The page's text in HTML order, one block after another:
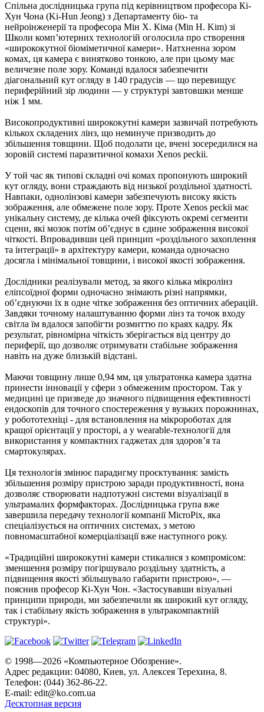
Спільна дослідницька група під керівництвом професора Кі-
Хун Чона (Ki-Hun Jeong) з Департаменту біо- та
нейроінженерії та професора Мін Х. Кіма (Min H. Kim) зі
Школи комп’ютерних технологій оголосила про створення
«ширококутної біоміметичної камери». Натхненна зором
комах, ця камера є винятково тонкою, але при цьому має
величезне поле зору. Команді вдалося забезпечити
діагональний кут огляду в 140 градусів — що перевищує
периферійний зір людини — у структурі завтовшки менше
ніж 1 мм.
Високопродуктивні ширококутні камери зазвичай потребують
кількох складених лінз, що неминуче призводить до
збільшення товщини. Щоб подолати це, вчені зосередилися на
зоровій системі паразитичної комахи Xenos peckii.
У той час як типові складні очі комах пропонують широкий
кут огляду, вони страждають від низької роздільної здатності.
Навпаки, однолінзові камери забезпечують високу якість
зображення, але обмежене поле зору. Проте Xenos peckii має
унікальну систему, де кілька очей фіксують окремі сегменти
сцени, які мозок потім об’єднує в єдине зображення високої
чіткості. Впровадивши цей принцип «роздільного захоплення
та інтеграції» в архітектуру камери, команда одночасно
досягла і мінімальної товщини, і високої якості зображення.
Дослідники реалізували метод, за якого кілька мікролінз
еліпсоїдної форми одночасно знімають різні напрямки,
об’єднуючи їх в одне чітке зображення без оптичних аберацій.
Завдяки точному налаштуванню форми лінз та точок входу
світла їм вдалося запобігти розмиттю по краях кадру. Як
результат, рівномірна чіткість зберігається від центру до
периферії, що дозволяє отримувати стабільне зображення
навіть на дуже близькій відстані.
Маючи товщину лише 0,94 мм, ця ультратонка камера здатна
принести інновації у сфери з обмеженим простором. Так у
медицині це призведе до значного підвищення ефективності
ендоскопів для точного спостереження у вузьких порожнинах,
у робототехніці - для встановлення на мікророботах для
кращої орієнтації у просторі, а у wearable-технології для
використання у компактних гаджетах для здоров’я та
смартокулярах.
Ця технологія змінює парадигму проєктування: замість
збільшення розміру пристрою заради продуктивності, вона
дозволяє створювати надпотужні системи візуалізації в
ультрамалих формфакторах. Дослідницька група вже
завершила передачу технології компанії MicroPix, яка
спеціалізується на оптичних системах, з метою
повномасштабної комерціалізації вже наступного року.
«Традиційні ширококутні камери стикалися з компромісом:
зменшення розміру погіршувало роздільну здатність, а
підвищення якості збільшувало габарити пристрою», —
пояснив професор Кі-Хун Чон. «Застосувавши візуальні
принципи природи, ми забезпечили як широкий кут огляду,
так і стабільну якість зображення в ультракомпактній
структурі».
© 1998—2026 «Компьютерное Обозрение».
Адрес редакции: 04080, Киев, ул. Алексея Терехина, 8.
Телефон: (044) 362-86-22.
E-mail: edit@ko.com.ua
Десктопная версия